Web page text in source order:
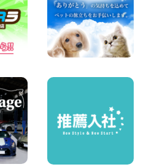
盆も休まず営業します! 神
川県 横浜旭南本宿町店
100円レンタカー 横浜旭南本宿町
2026年08月07日
引越しに便利で最適!(禁煙
100円レンタカー 坂出川津
2026年08月07日
カーシェアのレンタカーが
台になりました!】 岐阜県 各
原那加店
100円レンタカー 各務原那加
き有ります!!コンパクト